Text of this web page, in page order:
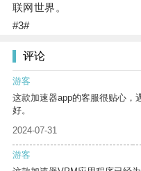
联网世界。
#3#
评论
游客
这款加速器app的客服很贴心，
好。
2024-07-31
游客